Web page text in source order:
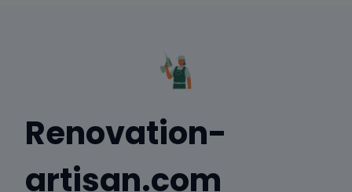
Renovation-
artisan.com